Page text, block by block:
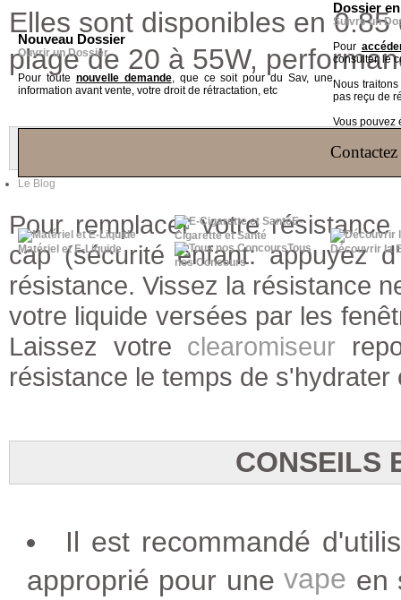
Nouveau Dossier
Ouvrir un Dossier
Pour toute nouvelle demande, que ce soit pour du Sav, une
information avant vente, votre droit de rétractation, etc
Dossier
Suivre un
Pour
consulter, le
Nous
pas reçu de
Vous pouvez
Le Blog
Matériel et E-Liquide
E-
Cigarette et Santé
Tous
nos Concours
Découvrir la
Elles sont disponibles en
plage de 20 à 55W,
Pour remplacer votre
cap (sécurité enfant: appuyez
résistance. Vissez la résistance
votre liquide versées par les
Laissez votre clearomiseur
résistance le temps de s'hydrater
CONSEILS
Il est recommandé
approprié pour unevape en